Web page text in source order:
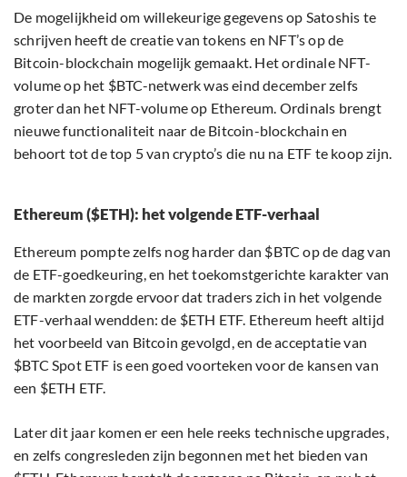
De mogelijkheid om willekeurige gegevens op Satoshis te
schrijven heeft de creatie van tokens en NFT’s op de
Bitcoin-blockchain mogelijk gemaakt. Het ordinale NFT-
volume op het $BTC-netwerk was eind december zelfs
groter dan het NFT-volume op Ethereum. Ordinals brengt
nieuwe functionaliteit naar de Bitcoin-blockchain en
behoort tot de top 5 van crypto’s die nu na ETF te koop zijn.
Ethereum ($ETH): het volgende ETF-verhaal
Ethereum pompte zelfs nog harder dan $BTC op de dag van
de ETF-goedkeuring, en het toekomstgerichte karakter van
de markten zorgde ervoor dat traders zich in het volgende
ETF-verhaal wendden: de $ETH ETF. Ethereum heeft altijd
het voorbeeld van Bitcoin gevolgd, en de acceptatie van
$BTC Spot ETF is een goed voorteken voor de kansen van
een $ETH ETF.
Later dit jaar komen er een hele reeks technische upgrades,
en zelfs congresleden zijn begonnen met het bieden van